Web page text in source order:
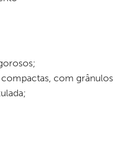
compactas, com grânulos